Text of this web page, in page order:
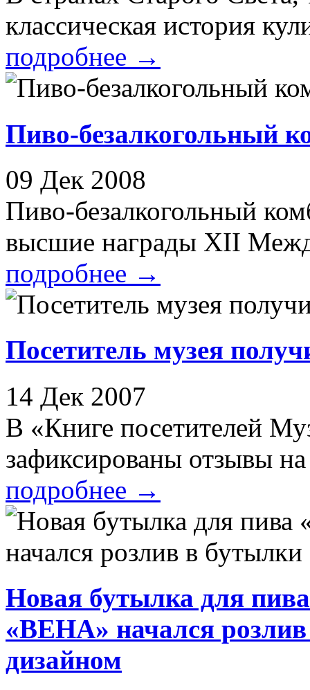
классическая история
подробнее →
Пиво-безалкогольный
09 Дек 2008
Пиво-безалкогольный
высшие награды XII
подробнее →
Посетитель музея
14 Дек 2007
В «Книге посетителей
зафиксированы отзывы
подробнее →
Новая бутылка для
«ВЕНА» начался
дизайном